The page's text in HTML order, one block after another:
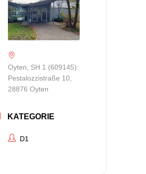
Oyten, SH 1 (609145):
Pestalozzistraße 10,
28876 Oyten
KATEGORIE
D1